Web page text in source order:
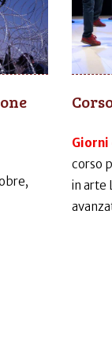
Giorni
corso
in arte